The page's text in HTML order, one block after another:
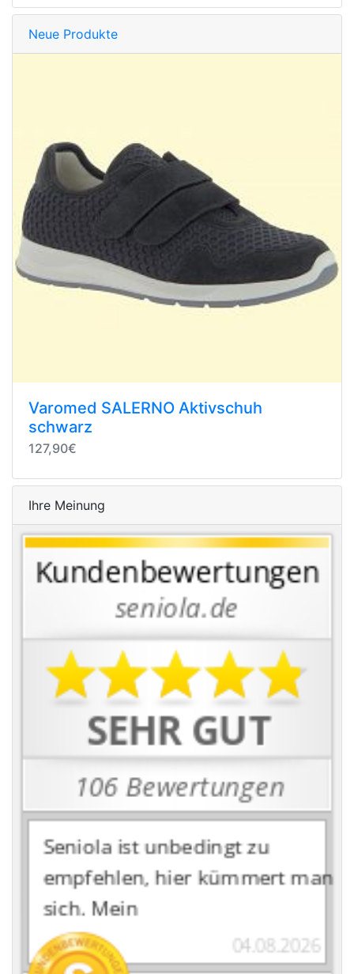
Neue Produkte
Varomed SALERNO Aktivschuh
schwarz
127,90€
Ihre Meinung